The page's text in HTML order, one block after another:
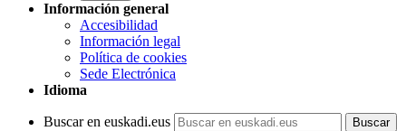
Información general
Accesibilidad
Información legal
Política de cookies
Sede Electrónica
Idioma
Buscar en euskadi.eus